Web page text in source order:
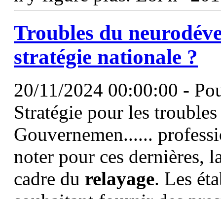
Troubles du
stratégie nationale ?
20/11/2024 00:00:00 -
Stratégie pour les
Gouvernemen......
noter pour ces dernières,
cadre du relayage. Les